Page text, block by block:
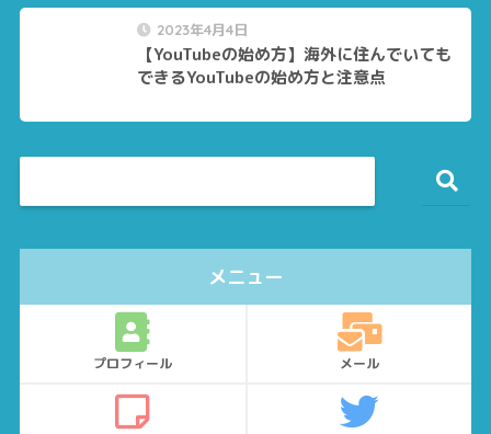
2023年4月4日
【YouTubeの始め方】海外に住んでいても
できるYouTubeの始め方と注意点
メニュー
プロフィール メール